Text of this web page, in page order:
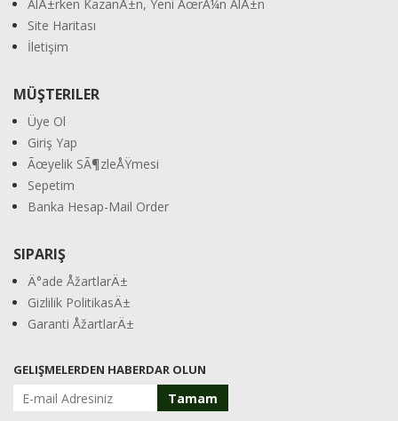
AlÄ±rken KazanÄ±n, Yeni ÃœrÃ¼n AlÄ±n
Site Haritası
İletişim
MÜŞTERILER
Üye Ol
Giriş Yap
Ãœyelik SÃ¶zleÅŸmesi
Sepetim
Banka Hesap-Mail Order
SIPARIŞ
Ä°ade ÅžartlarÄ±
Gizlilik PolitikasÄ±
Garanti ÅžartlarÄ±
GELIŞMELERDEN HABERDAR OLUN
Tamam